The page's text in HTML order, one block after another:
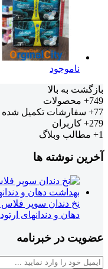
ناموجود
بازگشت به بالا
749+
محصولات
77+
سفارشات تکمیل شده
279+
کاربران
1+
مطالب وبلاگ
آخرین نوشته ها
نخ دندان سوپر
دهان و دندانهای
عضویت در خبرنامه